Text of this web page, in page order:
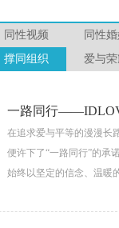
同性视频
同性
撑同组织 爱与
一路同行
在追求爱与平等的漫漫长
便许下了“一路同行”的承
始终以坚定的信念、温暖
伟大实践。...